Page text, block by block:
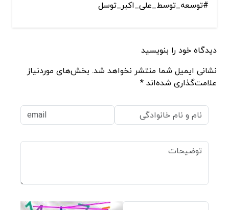
#توسعه_توسط_علی_اکبر_توسل
دیدگاه خود را بنویسید
نشانی ایمیل شما منتشر نخواهد شد. بخش‌های موردنیاز
علامت‌گذاری شده‌اند *